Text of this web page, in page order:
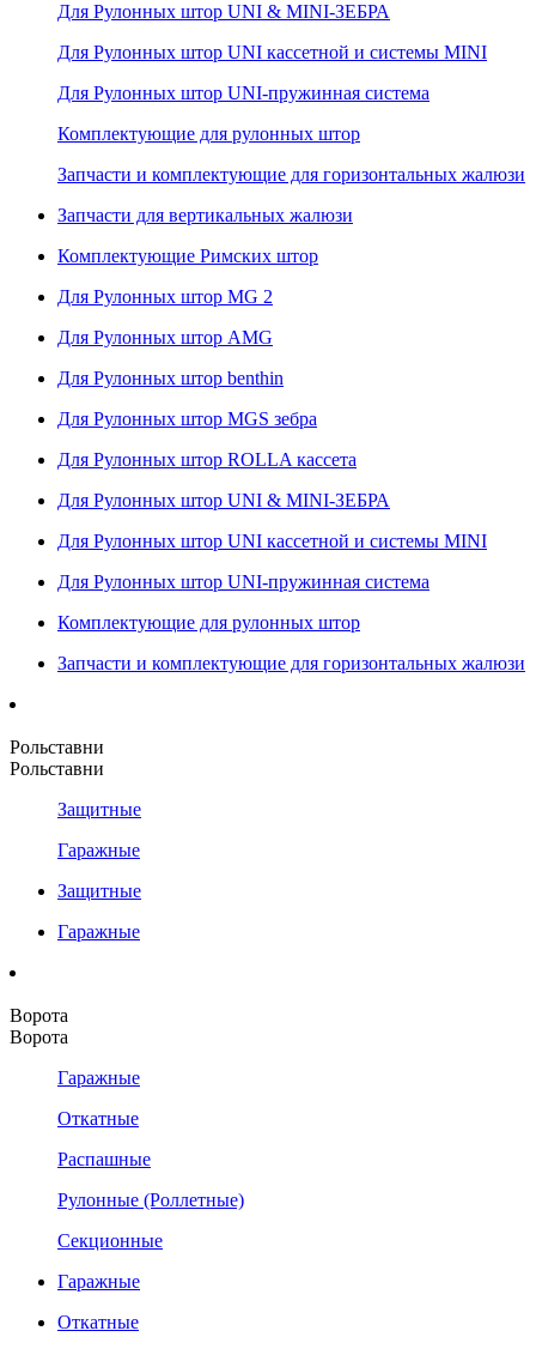
Для Рулонных штор UNI & MINI-ЗЕБРА
Для Рулонных штор UNI кассетной и системы MINI
Для Рулонных штор UNI-пружинная система
Комплектующие для рулонных штор
Запчасти и комплектующие для горизонтальных жалюзи
Запчасти для вертикальных жалюзи
Комплектующие Римских штор
Для Рулонных штор MG 2
Для Рулонных штор AMG
Для Рулонных штор benthin
Для Рулонных штор MGS зебра
Для Рулонных штор ROLLA кассета
Для Рулонных штор UNI & MINI-ЗЕБРА
Для Рулонных штор UNI кассетной и системы MINI
Для Рулонных штор UNI-пружинная система
Комплектующие для рулонных штор
Запчасти и комплектующие для горизонтальных жалюзи
Рольставни
Рольставни
Защитные
Гаражные
Защитные
Гаражные
Ворота
Ворота
Гаражные
Откатные
Распашные
Рулонные (Роллетные)
Секционные
Гаражные
Откатные